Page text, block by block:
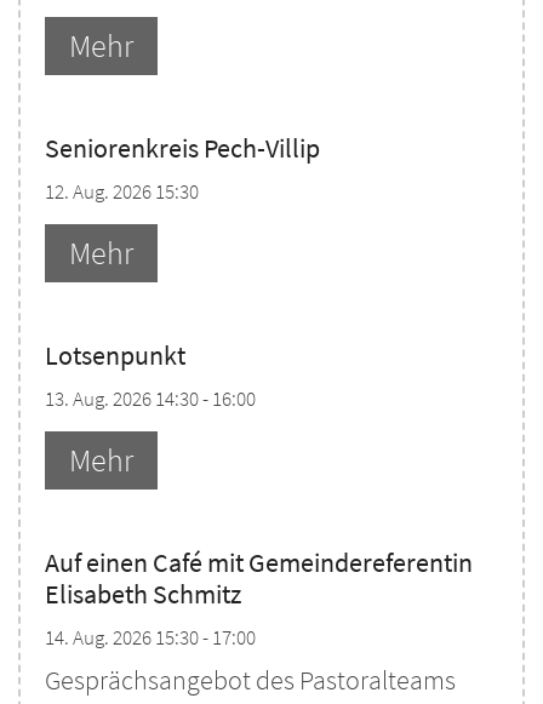
Mehr
Seniorenkreis Pech-Villip
12. Aug. 2026 15:30
Mehr
Lotsenpunkt
13. Aug. 2026 14:30 - 16:00
Mehr
Auf einen Café mit Gemeindereferentin
Elisabeth Schmitz
14. Aug. 2026 15:30 - 17:00
Gesprächsangebot des Pastoralteams